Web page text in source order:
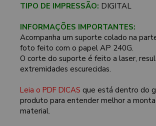
TIPO DE IMPRESSÃO: DIGITAL
INFORMAÇÕES IMPORTANTES:
Acompanha um suporte colado na
foto feito com o papel AP 240G.
O corte do suporte é feito a laser,
extremidades escurecidas.
Leia o PDF DICAS que está dentro do
produto para entender melhor a
material.